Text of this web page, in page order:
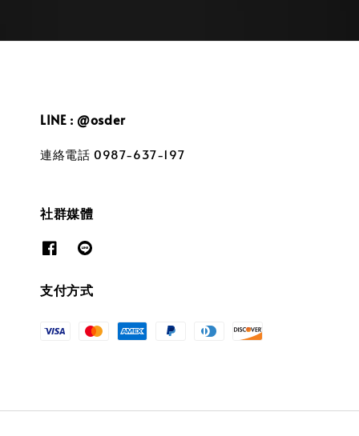
LINE : @osder
連絡電話 0987-637-197
社群媒體
支付方式